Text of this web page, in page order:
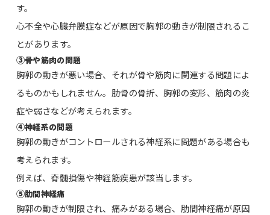
す。
心不全や心臓弁膜症などが原因で胸郭の動きが制限されるこ
とがあります。
③骨や筋肉の問題
胸郭の動きが悪い場合、それが骨や筋肉に関連する問題によ
るものかもしれません。肋骨の骨折、胸郭の変形、筋肉の炎
症や弱さなどが考えられます。
④神経系の問題
胸郭の動きがコントロールされる神経系に問題がある場合も
考えられます。
例えば、脊髄損傷や神経筋疾患が該当します。
⑤肋間神経痛
胸郭の動きが制限され、痛みがある場合、肋間神経痛が原因